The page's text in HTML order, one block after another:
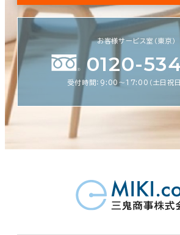
お客様サービス室（東京）
0120-
受付時間：9:00〜17:00（土日祝日